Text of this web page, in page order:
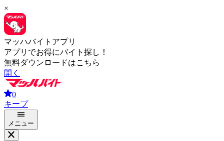
×
マッハバイトアプリ
アプリでお得にバイト探し！
無料ダウンロードはこちら
開く
0
キープ
メニュー